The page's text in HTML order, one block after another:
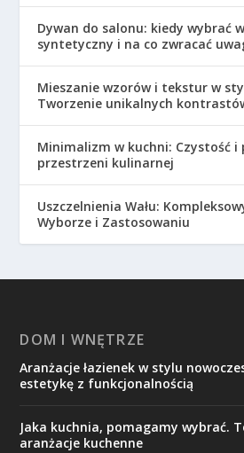
Dywan do salonu: kiedy wybrać
syntetyczny i na co zwracać
Mieszanie wzorów i tekstur w
Tworzenie unikalnych
Minimalizm w kuchni: Czystość i
przestrzeni kulinarnej
Uszczelnienia Wału:
Wyborze i Zastosowaniu
DOM I WNĘTRZE
Aranżacje łazienek w stylu
estetykę z funkcjonalnością
Jaka kuchnia, pomagamy wybrać.
aranżacje kuchenne